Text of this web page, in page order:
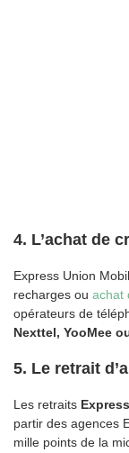
4. L’achat de
Express Union
recharges ou achat
opérateurs de
Nexttel, YooMee
5. Le retrait
Les retraits
partir des agences
mille points de la